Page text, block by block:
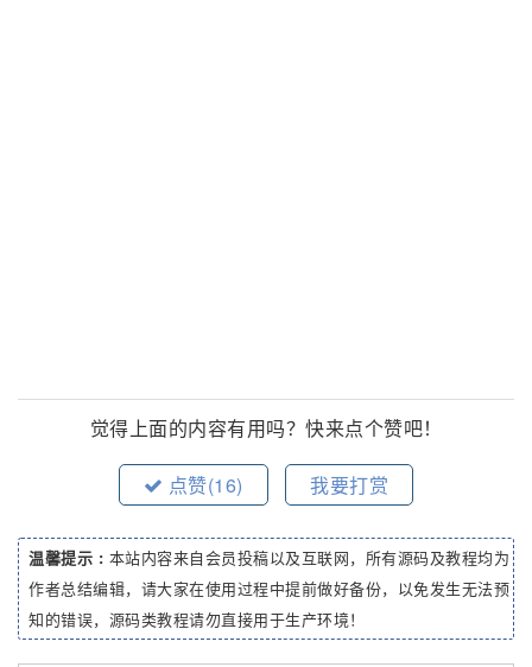
觉得上面的内容有用吗？快来点个赞吧！
点赞(16) 我要打赏
温馨提示 : 本站内容来自会员投稿以及互联网，所有源码及教程均为
作者总结编辑，请大家在使用过程中提前做好备份，以免发生无法预
知的错误，源码类教程请勿直接用于生产环境！